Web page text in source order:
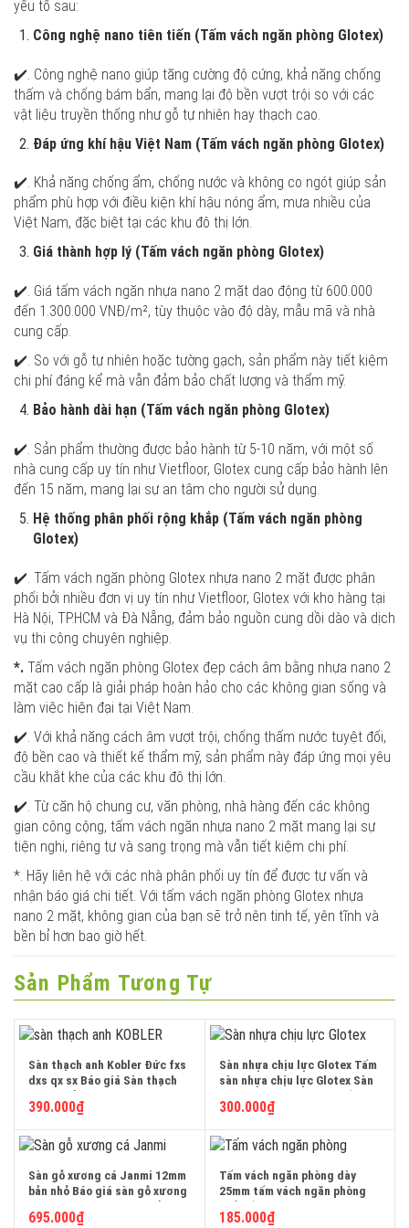
yếu tố sau:
Công nghệ nano tiên tiến (Tấm vách ngăn phòng Glotex)
✔️. Công nghệ nano giúp tăng cường độ cứng, khả năng chống
thấm và chống bám bẩn, mang lại độ bền vượt trội so với các
vật liệu truyền thống như gỗ tự nhiên hay thạch cao.
Đáp ứng khí hậu Việt Nam (Tấm vách ngăn phòng Glotex)
✔️. Khả năng chống ẩm, chống nước và không co ngót giúp sản
phẩm phù hợp với điều kiện khí hậu nóng ẩm, mưa nhiều của
Việt Nam, đặc biệt tại các khu đô thị lớn.
Giá thành hợp lý (Tấm vách ngăn phòng Glotex)
✔️. Giá tấm vách ngăn nhựa nano 2 mặt dao động từ 600.000
đến 1.300.000 VNĐ/m², tùy thuộc vào độ dày, mẫu mã và nhà
cung cấp.
✔️. So với gỗ tự nhiên hoặc tường gạch, sản phẩm này tiết kiệm
chi phí đáng kể mà vẫn đảm bảo chất lượng và thẩm mỹ.
Bảo hành dài hạn (Tấm vách ngăn phòng Glotex)
✔️. Sản phẩm thường được bảo hành từ 5-10 năm, với một số
nhà cung cấp uy tín như Vietfloor, Glotex cung cấp bảo hành lên
đến 15 năm, mang lại sự an tâm cho người sử dụng.
Hệ thống phân phối rộng khắp (Tấm vách ngăn phòng
Glotex)
✔️. Tấm vách ngăn phòng Glotex nhựa nano 2 mặt được phân
phối bởi nhiều đơn vị uy tín như Vietfloor, Glotex với kho hàng tại
Hà Nội, TP.HCM và Đà Nẵng, đảm bảo nguồn cung dồi dào và dịch
vụ thi công chuyên nghiệp.
*. Tấm vách ngăn phòng Glotex đẹp cách âm bằng nhựa nano 2
mặt cao cấp là giải pháp hoàn hảo cho các không gian sống và
làm việc hiện đại tại Việt Nam.
✔️. Với khả năng cách âm vượt trội, chống thấm nước tuyệt đối,
độ bền cao và thiết kế thẩm mỹ, sản phẩm này đáp ứng mọi yêu
cầu khắt khe của các khu đô thị lớn.
✔️. Từ căn hộ chung cư, văn phòng, nhà hàng đến các không
gian công cộng, tấm vách ngăn nhựa nano 2 mặt mang lại sự
tiện nghi, riêng tư và sang trọng mà vẫn tiết kiệm chi phí.
*. Hãy liên hệ với các nhà phân phối uy tín để được tư vấn và
nhận báo giá chi tiết. Với tấm vách ngăn phòng Glotex nhựa
nano 2 mặt, không gian của bạn sẽ trở nên tinh tế, yên tĩnh và
bền bỉ hơn bao giờ hết.
Sản Phẩm Tương Tự
Sàn thạch anh Kobler Đức fxs
dxs qx sx Báo giá Sàn thạch
anh chuẩn Đức Sàn thạch anh
Đức công nghệ twin sapphire
tinh thể đá muối Himalaya đá
thạch anh Lào Cai Yên Bái
Điện Biên Hoà Bình Lai Châu
Sơn La Hà Giang Cao Bằng
Bắc Kạn Lạng Sơn Tuyên
Quang tpHCM Sài Gòn Bình
Dương Thủ Đức Thái Nguyên
390.000₫
Sàn nhựa chịu lực Glotex Tấm
sàn nhựa chịu lực Glotex Sàn
nhựa chịu lực kosmos Tấm
sàn chịu lực Glotex Giá tấm
ván sàn nhựa chịu lực trong
nhà chất liệu pvc siêu nhẹ thi
công lắp đặt cho gác lửng
gác xép văn phòng nhà xưởng
nhà tạm dày 22mm tốt nhất
báo giá bao nhiêu tiền 1m2 tại
Hà Nội Hưng Yên Quảng Ninh
300.000₫
Sàn gỗ xương cá Janmi 12mm
bản nhỏ Báo giá sàn gỗ xương
cá Janmi 12mm nhập khẩu
100% Malaysia siêu chịu nước
695.000₫
Tấm vách ngăn phòng dày
25mm tấm vách ngăn phòng
ngủ tấm vách ngăn nhựa giá
rẻ Vật liệu làm vách ngăn rẻ
185.000₫